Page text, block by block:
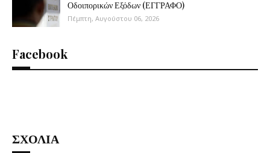
Οδοιπορικών Εξόδων (ΕΓΓΡΑΦΟ)
Πέμπτη, Αυγούστου 06, 2026
Facebook
ΣΧΟΛΙΑ